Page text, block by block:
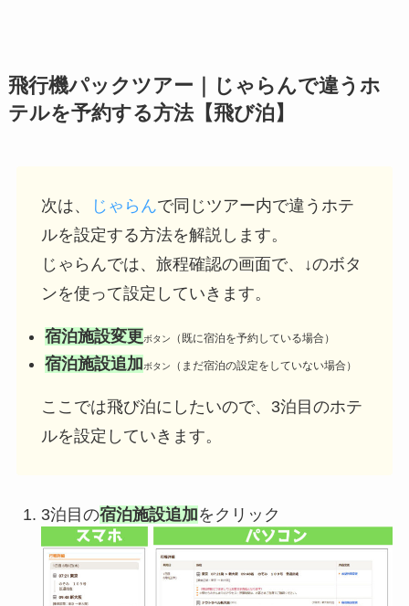
飛行機パックツアー｜じゃらんで違うホ
テルを予約する方法【飛び泊】
次は、 じゃらんで同じツアー内で違うホテ
ルを設定する方法を解説します。
じゃらんでは、旅程確認の画面で、↓のボタ
ンを使って設定していきます。
宿泊施設変更ボタン （既に宿泊を予約している場合）
宿泊施設追加ボタン （まだ宿泊の設定をしていない場合）
ここでは飛び泊にしたいので、3泊目のホテ
ルを設定していきます。
3泊目の宿泊施設追加をクリック